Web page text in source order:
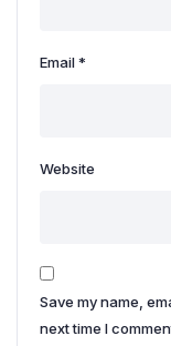
Email*
Website
Save my name,
next time I